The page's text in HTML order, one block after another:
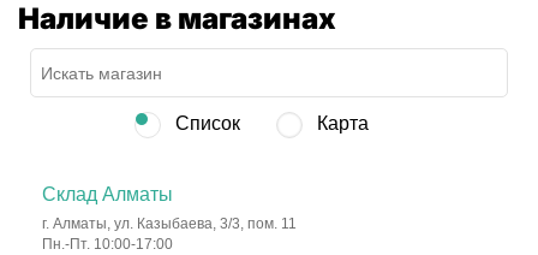
Наличие в магазинах
Список Карта
Склад Алматы
г. Алматы, ул. Казыбаева, 3/3, пом. 11
Пн.-Пт. 10:00-17:00